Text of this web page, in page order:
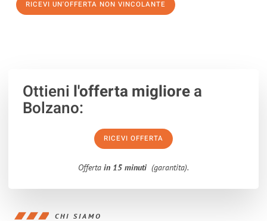
RICEVI UN'OFFERTA NON VINCOLANTE
Ottieni l'offerta migliorea
Bolzano:
RICEVI OFFERTA
Offerta in 15 minuti (garantita).
CHI SIAMO